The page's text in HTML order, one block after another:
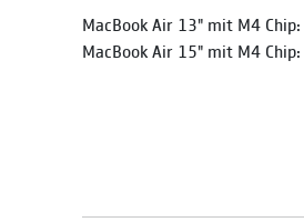
MacBook Air 13" mit M4 Chip:
MacBook Air 15" mit M4 Chip: